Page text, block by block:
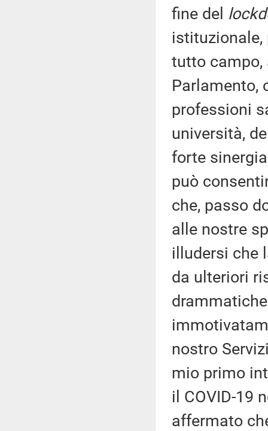
fine del
istituzionale,
tutto campo,
Parlamento,
professioni
università,
forte
può
che, passo
alle nostre
illudersi che
da ulteriori
nostro
mio primo
il COVID-19
affermato